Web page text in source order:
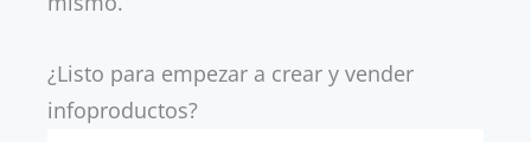
¿Listo para empezar a crear y vender
infoproductos?